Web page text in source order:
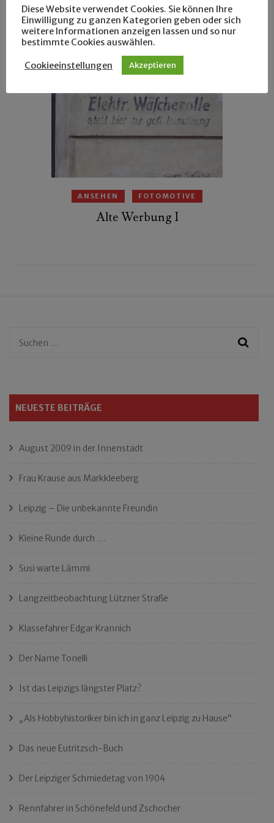
Grüße aus dem Osten
ANSEHEN FOTOMOTIVE
Alte Werbung I
Suchen
NEUESTE BEITRÄGE
August 2009 in der Innenstadt
Frau Krause aus Markkleeberg
Leipzig – Die unbekannte Freundin
Kleine Runde durch …
Susi warte Lämmi
Langzeitbeobachtung Lützner Straße
Klassefahrer Edgar Krannich
Der Name Tonelli
Ist das Leipzigs längster Platz?
„Als Hobbyhistoriker bin ich in ganz Leipzig zu Hause“
Das neue Eutritzsch-Buch
Der Leipziger Schmiedetag von 1904
Rennfahrer in Schönefeld und Zschocher
Diese Website verwendet Cookies. Sie können Ihre
Einwilligung zu ganzen Kategorien geben oder sich
weitere Informationen anzeigen lassen und so nur
bestimmte Cookies auswählen.
Cookieeinstellungen Akzeptieren